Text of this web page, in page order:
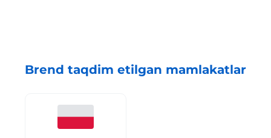
Brend taqdim etilgan mamlakatlar